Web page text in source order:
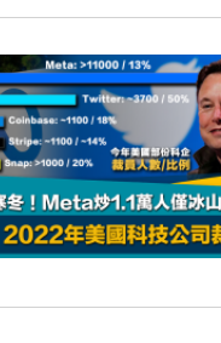
國際｜特朗普料美伊戰
財經｜SA售股自救後再